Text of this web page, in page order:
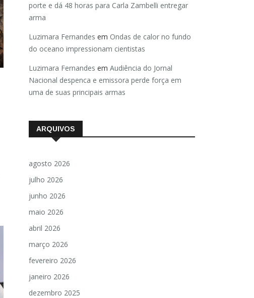
porte e dá 48 horas para Carla Zambelli entregar
arma
Luzimara Fernandes em Ondas de calor no fundo
do oceano impressionam cientistas
Luzimara Fernandes em Audiência do Jornal
Nacional despenca e emissora perde força em
uma de suas principais armas
ARQUIVOS
agosto 2026
julho 2026
junho 2026
maio 2026
abril 2026
março 2026
fevereiro 2026
janeiro 2026
dezembro 2025